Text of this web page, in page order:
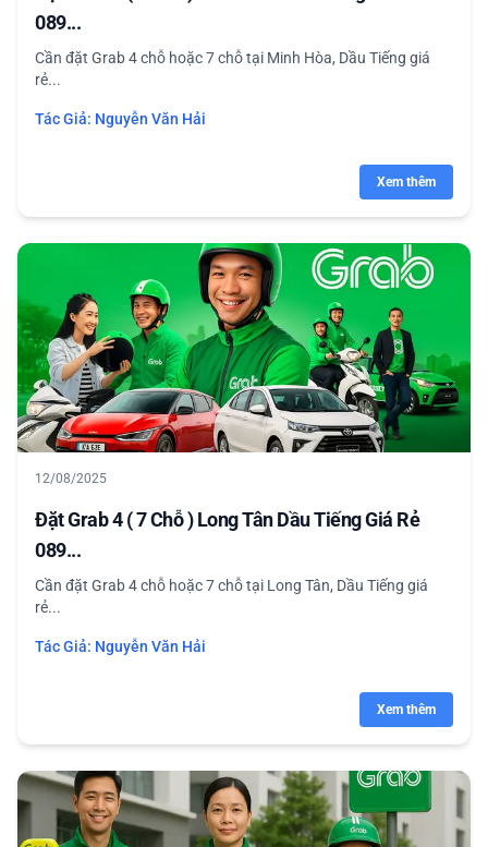
089...
Cần đặt Grab 4 chỗ hoặc 7 chỗ tại Minh Hòa, Dầu Tiếng giá
rẻ...
Tác Giả: Nguyễn Văn Hải
Xem thêm
12/08/2025
Đặt Grab 4 ( 7 Chỗ ) Long Tân Dầu Tiếng Giá Rẻ
089...
Cần đặt Grab 4 chỗ hoặc 7 chỗ tại Long Tân, Dầu Tiếng giá
rẻ...
Tác Giả: Nguyễn Văn Hải
Xem thêm